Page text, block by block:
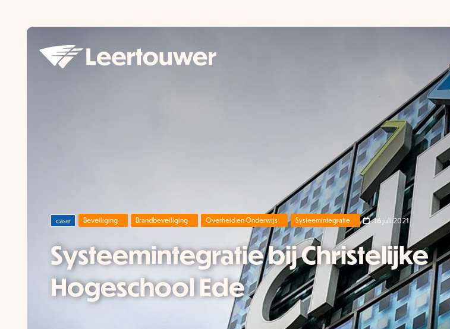
Systeemintegratie bij Christelijke
Hogeschool Ede
case Beveiliging Brandbeveiliging Overheid en Onderwijs Systeemintegratie 16 juli 2021